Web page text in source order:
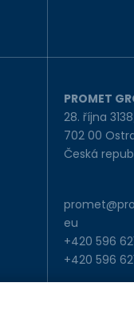
PROMET
28. října
702 00
Česká
eu
+420 596
+420 596